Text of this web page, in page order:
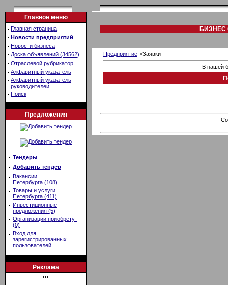
Главное меню
· Главная страница
· Новости предприятий
· Новости бизнеса
· Доска объявлений (34562)
· Отраслевой рубрикатор
· Алфавитный указатель
· Алфавитный указатель
руководителей
· Поиск
Предложения
· Тендеры
· Добавить тендер
· Вакансии
Петербурга (108)
· Товары и услуги
Петербурга (411)
· Инвестиционные
предложения (5)
· Организации приобретут
(0)
· Вход для
зарегистрированных
пользователей
Реклама
•••
БИЗНЕС
Предприятие->Заявки
В нашей